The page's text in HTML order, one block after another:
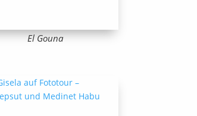
El Gouna